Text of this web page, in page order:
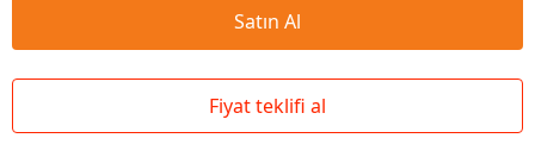
Satın Al
Fiyat teklifi al